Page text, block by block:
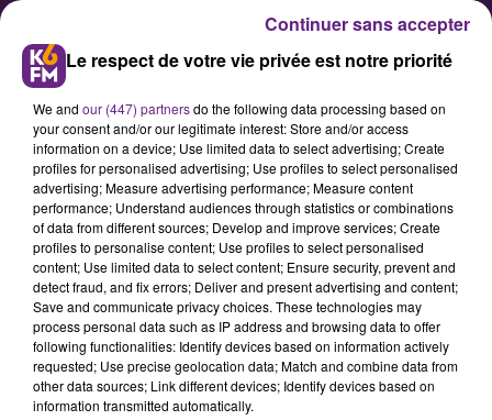
Pas de bus ni de tramway à la
station République
En raison d’une manifestation, le
trafic est très perturbé ce mardi
après-midi sur la ligne du tramway
T1, et sur les lignes de bus qui
Le respect de votre vie privée est notre priorité
We and our (447) partnersdo the following data processing based on
your consent and/or our legitimate interest: Store and/or access
information on a device; Use limited data to select advertising; Create
profiles for personalised advertising; Use profiles to select personalised
advertising; Measure advertising performance; Measure content
performance; Understand audiences through statistics or combinations
of data from different sources; Develop and improve services; Create
profiles to personalise content; Use profiles to select personalised
content; Use limited data to select content; Ensure security, prevent and
detect fraud, and fix errors; Deliver and present advertising and content;
Save and communicate privacy choices. These technologies may
process personal data such as IP address and browsing data to offer
following functionalities: Identify devices based on information actively
requested; Use precise geolocation data; Match and combine data from
other data sources; Link different devices; Identify devices based on
information transmitted automatically.
Continuer sans accepter